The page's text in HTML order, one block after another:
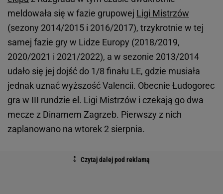
meldowała się w fazie grupowej Ligi Mistrzów
(sezony 2014/2015 i 2016/2017), trzykrotnie w tej
samej fazie gry w Lidze Europy (2018/2019,
2020/2021 i 2021/2022), a w sezonie 2013/2014
udało się jej dojść do 1/8 finału LE, gdzie musiała
jednak uznać wyższość Valencii. Obecnie Łudogorec
gra w III rundzie el. Ligi Mistrzów i czekają go dwa
mecze z Dinamem Zagrzeb. Pierwszy z nich
zaplanowano na wtorek 2 sierpnia.